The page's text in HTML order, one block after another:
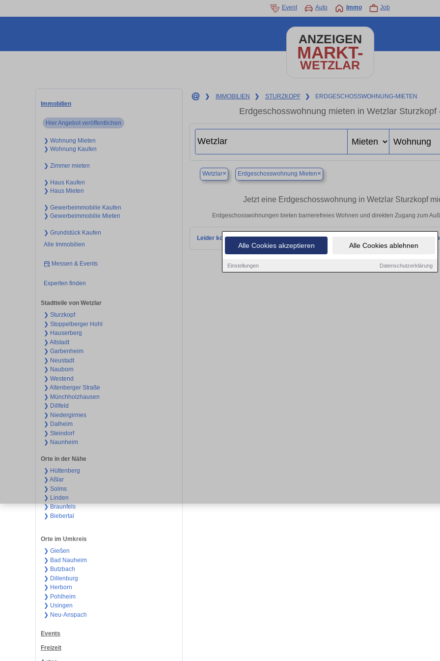
Alle Cookies akzeptieren Alle Cookies ablehnen
Einstellungen Datenschutzerklärung
Event Auto Immo Job
ANZEIGEN
MARKT-
WETZLAR
Immobilien
Hier Angebot veröffentlichen
❯ Wohnung Mieten
❯ Wohnung Kaufen
❯ Zimmer mieten
❯ Haus Kaufen
❯ Haus Mieten
❯ Gewerbeimmobilie Kaufen
❯ Gewerbeimmobilie Mieten
❯ Grundstück Kaufen
Alle Immobilien
Messen & Events
Experten finden
Stadtteile von Wetzlar
❯ Sturzkopf
❯ Stoppelberger Hohl
❯ Hauserberg
❯ Altstadt
❯ Garbenheim
❯ Neustadt
❯ Nauborn
❯ Westend
❯ Altenberger Straße
❯ Münchholzhausen
❯ Dillfeld
❯ Niedergirmes
❯ Dalheim
❯ Steindorf
❯ Naunheim
Orte in der Nähe
❯ Hüttenberg
❯ Aßlar
❯ Solms
❯ Linden
❯ Braunfels
❯ Biebertal
Orte im Umkreis
❯ Gießen
❯ Bad Nauheim
❯ Butzbach
❯ Dillenburg
❯ Herborn
❯ Pohlheim
❯ Usingen
❯ Neu-Anspach
Events
Freizeit
❯ IMMOBILIEN ❯ STURZKOPF ❯ ERDGESCHOSSWOHNUNG-MIETEN
Erdgeschosswohnung mieten in Wetzlar
Wetzlar× Erdgeschosswohnung Mieten×
Jetzt eine Erdgeschosswohnung in Wetzlar Sturzkopf
Erdgeschosswohnungen bieten barrierefreies Wohnen und direkten Zugang zum
Leider konnten wir derzeit keine passenden Objekte finden. Schauen Sie bald wieder